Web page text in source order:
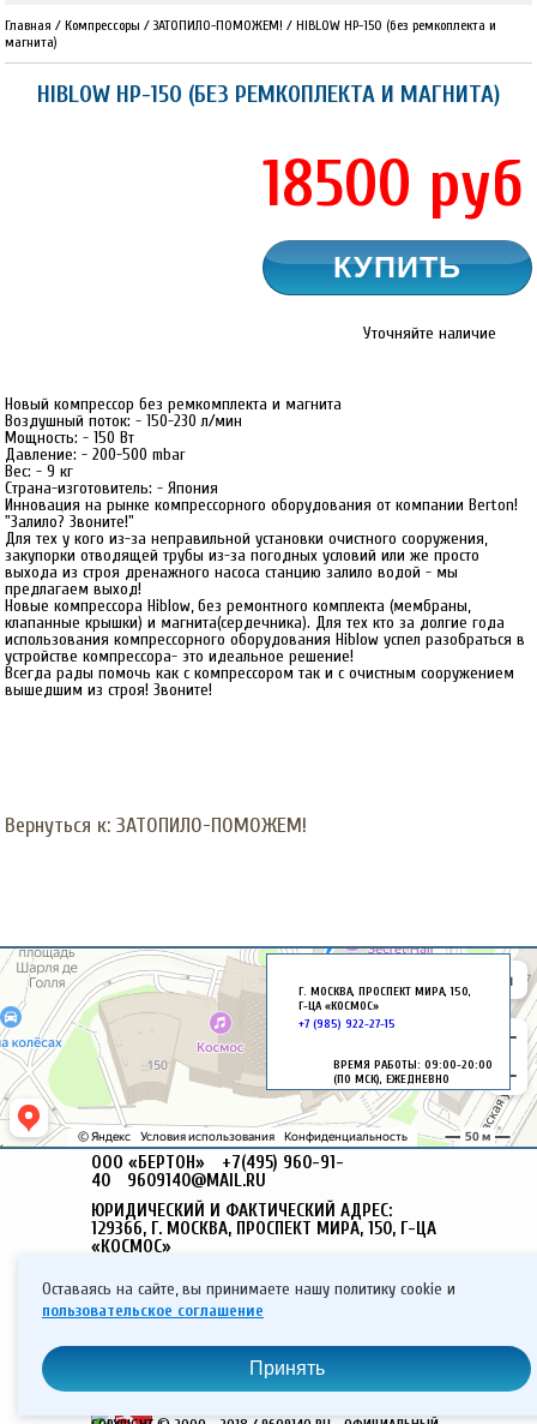
Главная /Компрессоры /ЗАТОПИЛО-ПОМОЖЕМ! /HIBLOW HP-150 (без ремкоплекта и
магнита)
HIBLOW HP-150 (БЕЗ РЕМКОПЛЕКТА И МАГНИТА)
18500 руб
Уточняйте наличие
Новый компрессор без ремкомплекта и магнита
Воздушный поток: - 150-230 л/мин
Мощность: - 150 Вт
Давление: - 200-500 mbar
Вес: - 9 кг
Страна-изготовитель: - Япония
Инновация на рынке компрессорного оборудования от компании Berton!
"Залило? Звоните!"
Для тех у кого из-за неправильной установки очистного сооружения,
закупорки отводящей трубы из-за погодных условий или же просто
выхода из строя дренажного насоса станцию залило водой - мы
предлагаем выход!
Новые компрессора Hiblow, без ремонтного комплекта (мембраны,
клапанные крышки) и магнита(сердечника). Для тех кто за долгие года
использования компрессорного оборудования Hiblow успел разобраться в
устройстве компрессора- это идеальное решение!
Всегда рады помочь как с компрессором так и с очистным сооружением
вышедшим из строя! Звоните!
Вернуться к: ЗАТОПИЛО-ПОМОЖЕМ!
Г. МОСКВА, ПРОСПЕКТ МИРА, 150,
Г-ЦА «КОСМОС»
+7 (985) 922-27-15
ВРЕМЯ РАБОТЫ: 09:00-20:00
(ПО МСК), ЕЖЕДНЕВНО
ООО «БЕРТОН»
+7(495) 960-91-
40
9609140@MAIL.RU
ЮРИДИЧЕСКИЙ И ФАКТИЧЕСКИЙ АДРЕС:
129366, Г. МОСКВА, ПРОСПЕКТ МИРА, 150, Г-ЦА
«КОСМОС»
СОГЛАСИЕ НА ОБРАБОТКУ ПЕРСОНАЛЬНЫХ
ДАННЫХ
ПОЛИТИКА КОНФИДЕНЦИАЛЬНОСТИ
Оставаясь на сайте, вы принимаете нашу политику cookie и
пользовательское соглашение
Принять